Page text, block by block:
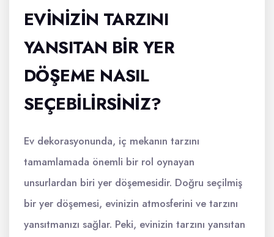
EVINIZIN TARZINI
YANSITAN BIR YER
DÖŞEME NASIL
SEÇEBILIRSINIZ?
Ev dekorasyonunda, iç mekanın tarzını
tamamlamada önemli bir rol oynayan
unsurlardan biri yer döşemesidir. Doğru seçilmiş
bir yer döşemesi, evinizin atmosferini ve tarzını
yansıtmanızı sağlar. Peki, evinizin tarzını yansıtan